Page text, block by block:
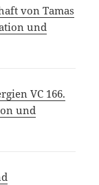
von Tamas
und
VC 166.
und